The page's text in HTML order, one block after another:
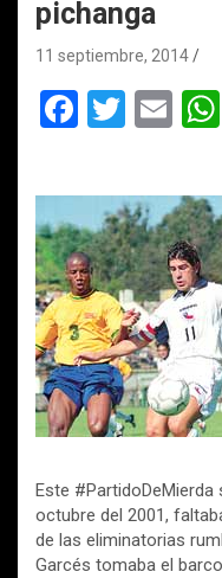
pichanga
11 septiembre, 2014
F
ce
b
o
o
k
T
tt
er
E
ail
Este #PartidoDeMierda
octubre del 2001,
de las eliminatorias
Garcés tomaba el